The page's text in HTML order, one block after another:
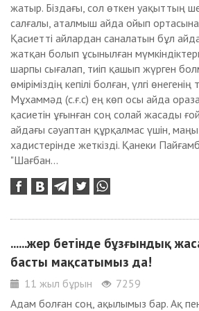
жатыр. Біздағы, сол өткен уақыттың
салғалы, аталмыш айда ойып
Қасиетті айлардан саналатын бұл
жатқан болып ұсынылған
шарпы сығалап, тиіп қашып жүрген
өміріміздің кепілі болған, үлгі
Мұxаммәд (с.ғ.с) ең көп осы айда
қасиетін ұғынған соң солай жасады
айдағы сәуаптан құрқалмас үшін,
xадистерінде жеткізді. Қанеки
"Шағбан...
......жер бетінде бұзғындық
басты мақсатымыз да!
11 жыл бұрын
7259
Адам болған соң, ақылымыз бар. Ақ